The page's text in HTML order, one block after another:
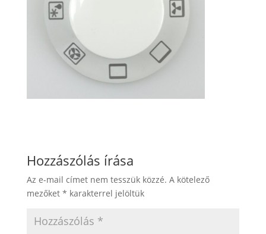
Hozzászólás írása
Az e-mail címet nem tesszük közzé. A kötelező
mezőket * karakterrel jelöltük